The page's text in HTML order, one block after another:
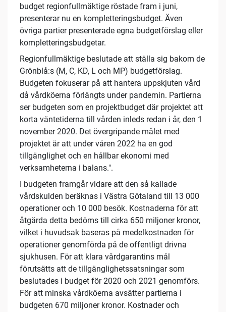
budget regionfullmäktige röstade fram i juni,
presenterar nu en kompletteringsbudget. Även
övriga partier presenterade egna budgetförslag eller
kompletteringsbudgetar.
Regionfullmäktige beslutade att ställa sig bakom de
Grönblå:s (M, C, KD, L och MP) budgetförslag.
Budgeten fokuserar på att hantera uppskjuten vård
då vårdköerna förlängts under pandemin. Partierna
ser budgeten som en projektbudget där projektet att
korta väntetiderna till vården inleds redan i år, den 1
november 2020. Det övergripande målet med
projektet är att under våren 2022 ha en god
tillgänglighet och en hållbar ekonomi med
verksamheterna i balans.".
I budgeten framgår vidare att den så kallade
vårdskulden beräknas i Västra Götaland till 13 000
operationer och 10 000 besök. Kostnaderna för att
åtgärda detta bedöms till cirka 650 miljoner kronor,
vilket i huvudsak baseras på medelkostnaden för
operationer genomförda på de offentligt drivna
sjukhusen. För att klara vårdgarantins mål
förutsätts att de tillgänglighetssatsningar som
beslutades i budget för 2020 och 2021 genomförs.
För att minska vårdköerna avsätter partierna i
budgeten 670 miljoner kronor. Kostnader och